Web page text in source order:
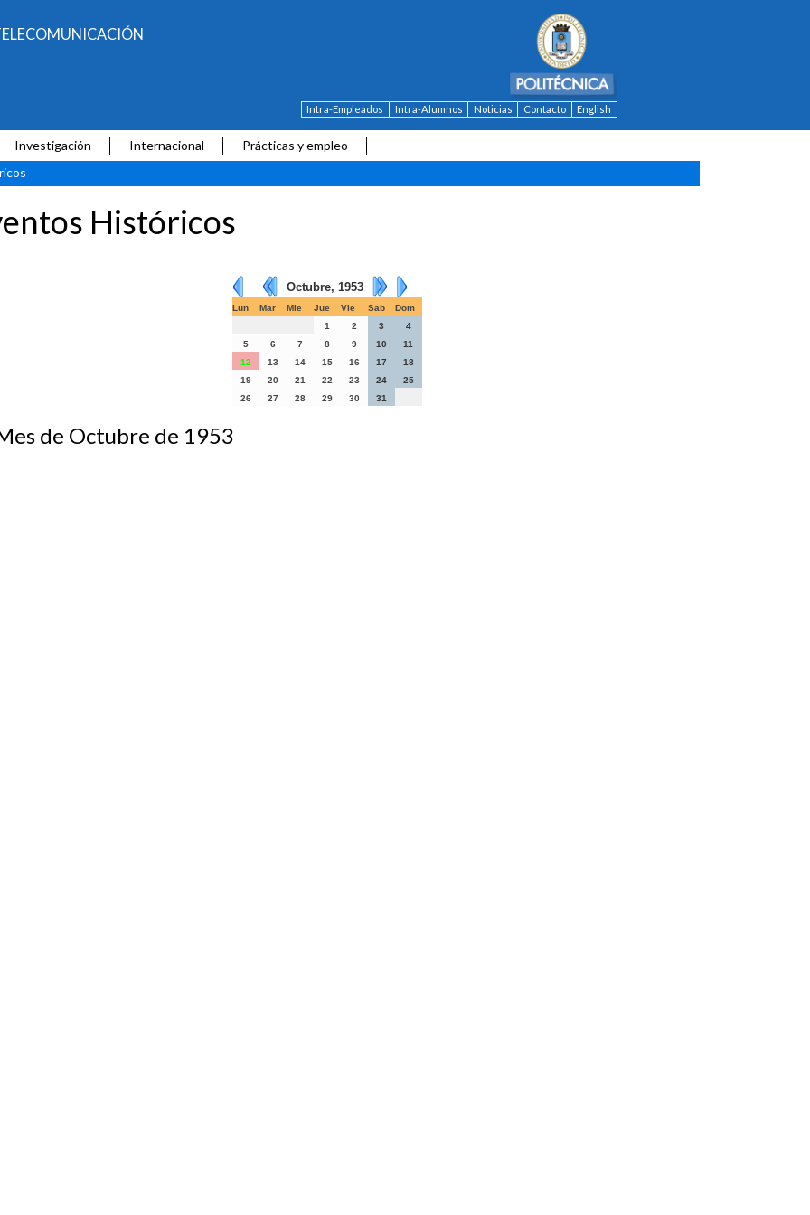
Intra-Empleados Intra-Alumnos Noticias Contacto English
Investigación Internacional
Prácticas y empleo
Históricos
Octubre, 1953
Lun Mar Mie Jue Vie Sab
Dom
1
2 3
4
5
6 7 8 9 10
11
12
13 14 15 16 17
18
19
20 21 22 23 24
25
26
27 28 29 30 31
de Octubre de 1953